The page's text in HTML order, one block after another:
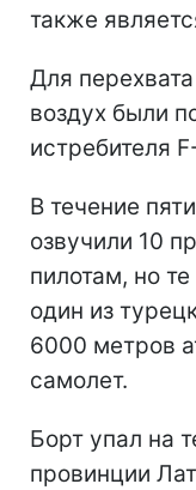
также
Для
воздух были
истребителя
В течение
озвучили 10
пилотам, но
один из
6000 метров
самолет.
Борт упал на
провинции